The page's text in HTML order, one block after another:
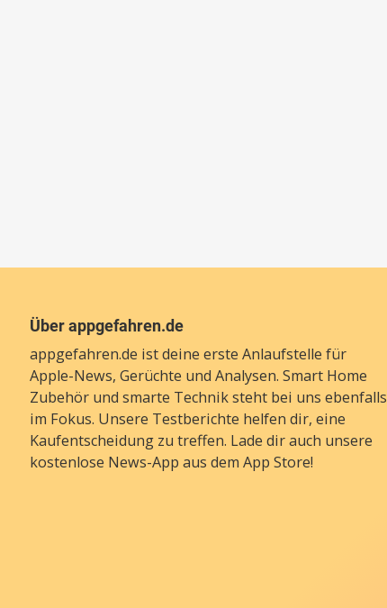
Über appgefahren.de
appgefahren.de ist deine erste Anlaufstelle für
Apple-News, Gerüchte und Analysen. Smart Home
Zubehör und smarte Technik steht bei uns ebenfalls
im Fokus. Unsere Testberichte helfen dir, eine
Kaufentscheidung zu treffen. Lade dir auch unsere
kostenlose News-App aus dem App Store!